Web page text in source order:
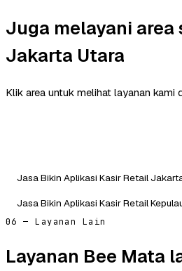
Juga melayani area
Jakarta Utara
Klik area untuk melihat layanan kami
Jasa Bikin Aplikasi Kasir Retail
Jasa Bikin Aplikasi Kasir Retail
06 — Layanan Lain
Layanan Bee Mata